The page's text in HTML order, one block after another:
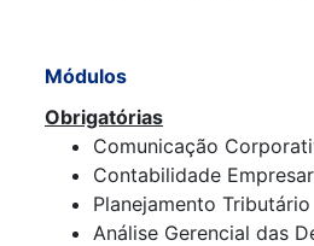
Módulos
Obrigatórias
Comunicação
Contabilidade
Planejamento Tributário
Análise Gerencial das